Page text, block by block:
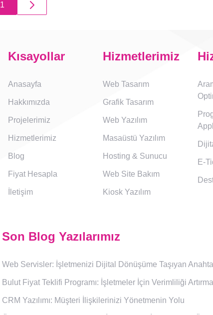
1
Kısayollar
Anasayfa
Hakkımızda
Projelerimiz
Hizmetlerimiz
Blog
Fiyat Hesapla
İletişim
Hizmetlerimiz
Web Tasarım
Grafik Tasarım
Web Yazılım
Masaüstü Yazılım
Hosting & Sunucu
Web Site Bakım
Kiosk Yazılım
E-
Son Blog Yazılarımız
Web Servisler: İşletmenizi Dijital Dönüşüme Taşıyan
Bulut Fiyat Teklifi Programı: İşletmeler İçin Verimliliği
CRM Yazılımı: Müşteri İlişkilerinizi Yönetmenin Yolu